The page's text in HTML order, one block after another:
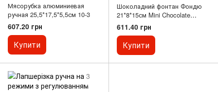
Мясорубка алюминиевая
ручная 25,5*17,5*5,5см 10-3
607.20 грн
Купити
Шоколадний фонтан Фондю
21*8*15см Mini Chocolate
Fondue Fountain TV-68
611.40 грн
Купити